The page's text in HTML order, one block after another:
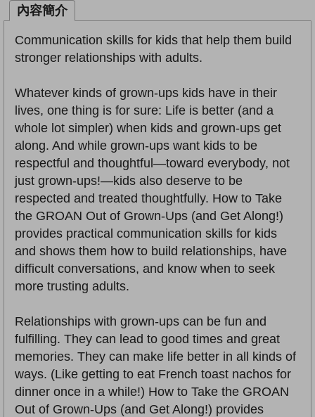
內容簡介
Communication skills for kids that help them build
stronger relationships with adults.
Whatever kinds of grown-ups kids have in their
lives, one thing is for sure: Life is better (and a
whole lot simpler) when kids and grown-ups get
along. And while grown-ups want kids to be
respectful and thoughtful—toward everybody, not
just grown-ups!—kids also deserve to be
respected and treated thoughtfully. How to Take
the GROAN Out of Grown-Ups (and Get Along!)
provides practical communication skills for kids
and shows them how to build relationships, have
difficult conversations, and know when to seek
more trusting adults.
Relationships with grown-ups can be fun and
fulfilling. They can lead to good times and great
memories. They can make life better in all kinds of
ways. (Like getting to eat French toast nachos for
dinner once in a while!) How to Take the GROAN
Out of Grown-Ups (and Get Along!) provides